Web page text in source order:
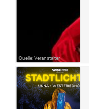
Quelle: Veranstalter